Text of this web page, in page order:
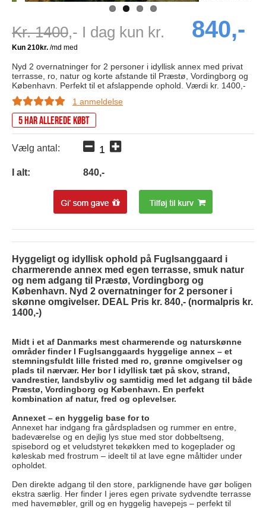
Kr. 1400,- I dag kun kr. 840,-
Nyd 2 overnatninger for 2 personer i idyllisk annex med privat
terrasse, ro, natur og korte afstande til Præstø, Vordingborg og
København. Perfekt til et afslappende ophold. Værdi kr. 1400,-
1 anmeldelse
5 har allerede købt
Vælg antal:
I alt: 840,-
Hyggeligt og idyllisk ophold på Fuglsanggaard i
charmerende annex med egen terrasse, smuk natur
og nem adgang til Præstø, Vordingborg og
København. Nyd 2 overnatninger for 2 personer i
skønne omgivelser. DEAL Pris kr. 840,- (normalpris kr.
1400,-)
Midt i et af Danmarks mest charmerende og naturskønne
områder finder I Fuglsanggaards hyggelige annex – et
stemningsfuldt lille fristed med ro, grønne omgivelser og
plads til nærvær. Her bor I idyllisk tæt på skov, strand,
vandrestier, landsbyliv og samtidig med let adgang til både
Præstø, Vordingborg og København. En perfekt
kombination af natur, fred og oplevelser.
Annexet – en hyggelig base for to
Annexet har indgang fra gårdspladsen og rummer en entre,
badeværelse og en dejlig lys stue med stor dobbeltseng,
spisebord og et veludstyret tekøkken med to kogeplader og
køleskab med frostrum – ideelt til at lave egne måltider under
opholdet.
Den direkte adgang til den store, parklignende have gør boligen
ekstra særlig. Her finder I jeres egen private sydvendte terrasse
med havemøbler, grill og en hyggelig havepejs – perfekt til